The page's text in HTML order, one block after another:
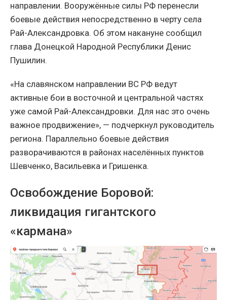
направлении. Вооружённые силы РФ перенесли
боевые действия непосредственно в черту села
Рай-Александровка. Об этом накануне сообщил
глава Донецкой Народной Республики Денис
Пушилин.
«На славянском направлении ВС РФ ведут
активные бои в восточной и центральной частях
уже самой Рай-Александровки. Для нас это очень
важное продвижение», — подчеркнул руководитель
региона. Параллельно боевые действия
разворачиваются в районах населённых пунктов
Шевченко, Васильевка и Гришенка.
Освобождение Боровой:
ликвидация гигантского
«кармана»